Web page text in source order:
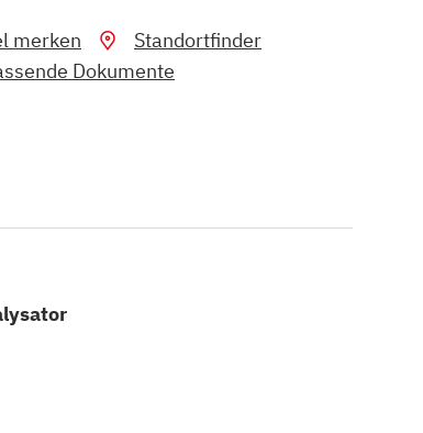
merken
Standortfinder
Dokumente